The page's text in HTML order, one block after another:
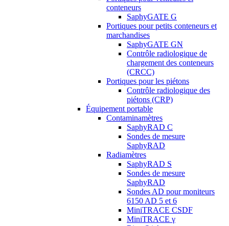
conteneurs
SaphyGATE G
Portiques pour petits conteneurs et
marchandises
SaphyGATE GN
Contrôle radiologique de
chargement des conteneurs
(CRCC)
Portiques pour les piétons
Contrôle radiologique des
piétons (CRP)
Équipement portable
Contaminamètres
SaphyRAD C
Sondes de mesure
SaphyRAD
Radiamètres
SaphyRAD S
Sondes de mesure
SaphyRAD
Sondes AD pour moniteurs
6150 AD 5 et 6
MiniTRACE CSDF
MiniTRACE γ